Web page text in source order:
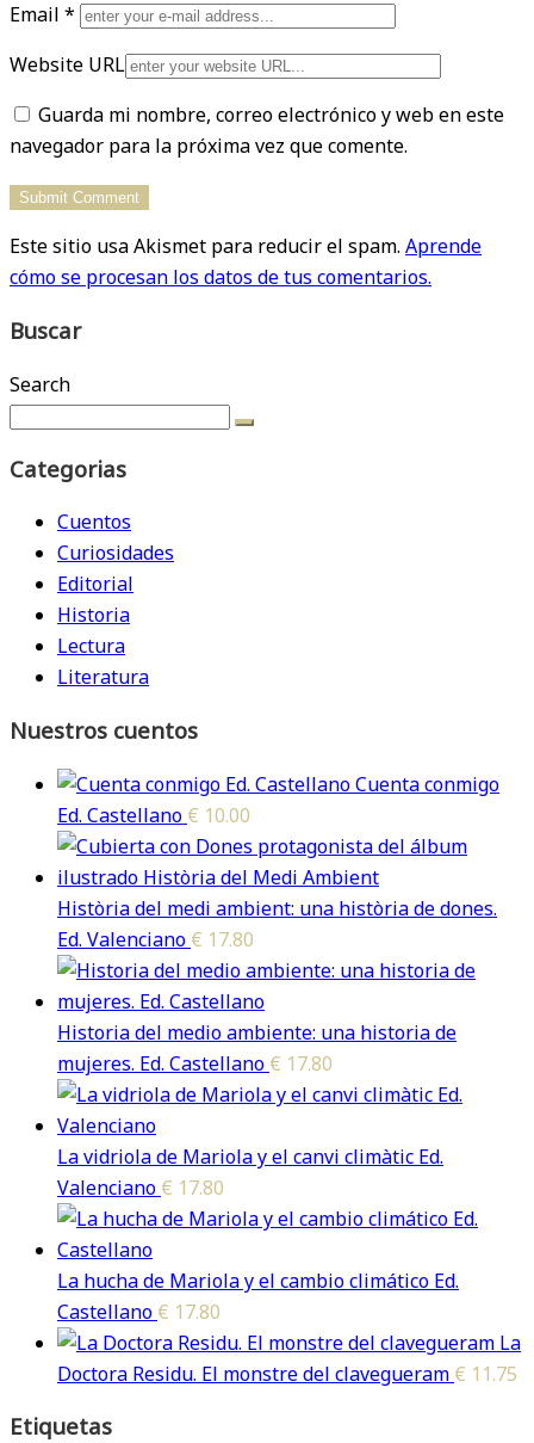
Email *
Website URL
Guarda mi nombre, correo electrónico y web en este
navegador para la próxima vez que comente.
Este sitio usa Akismet para reducir el spam. Aprende
cómo se procesan los datos de tus comentarios.
Buscar
Search
Categorias
Cuentos
Curiosidades
Editorial
Historia
Lectura
Literatura
Nuestros cuentos
Cuenta conmigo
Ed. Castellano € 10.00
Història del medi ambient: una història de dones.
Ed. Valenciano € 17.80
Historia del medio ambiente: una historia de
mujeres. Ed. Castellano € 17.80
La vidriola de Mariola y el canvi climàtic Ed.
Valenciano € 17.80
La hucha de Mariola y el cambio climático Ed.
Castellano € 17.80
La
Doctora Residu. El monstre del clavegueram € 11.75
Etiquetas